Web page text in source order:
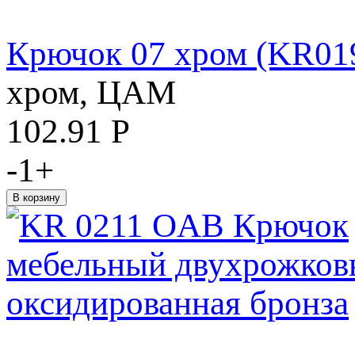
Крючок 07 хром
хром, ЦАМ
102.91 Р
-1+